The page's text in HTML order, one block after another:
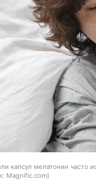
капсул мелатонин часто
Magnific.com